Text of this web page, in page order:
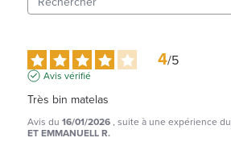
4/5
Avis vérifié
Très bin matelas
Avis du 16/01/2026, suite à une expérience du
ET EMMANUELL R.